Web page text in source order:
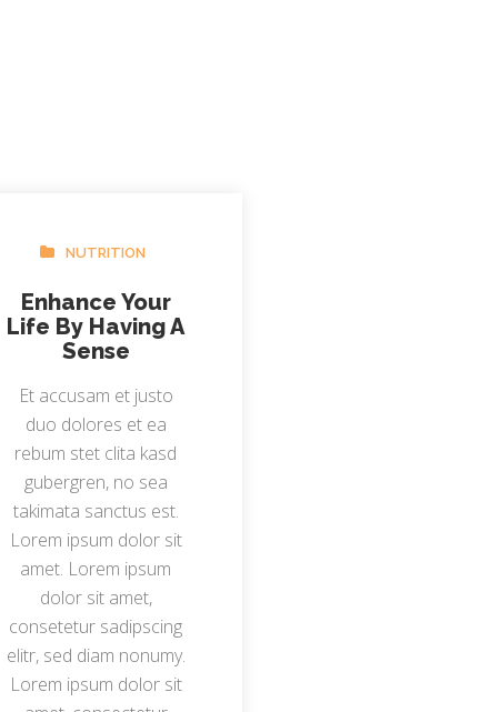
NUTRITION
Enhance Your
Life By Having A
Sense
Et accusam et justo
duo dolores et ea
rebum stet clita kasd
gubergren, no sea
takimata sanctus est.
Lorem ipsum dolor sit
amet. Lorem ipsum
dolor sit amet,
consetetur sadipscing
elitr, sed diam nonumy.
Lorem ipsum dolor sit